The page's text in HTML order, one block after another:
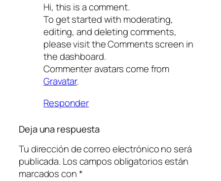
Hi, this is a comment.
To get started with moderating,
editing, and deleting comments,
please visit the Comments screen in
the dashboard.
Commenter avatars come from
Gravatar.
Responder
Deja una respuesta
Tu dirección de correo electrónico no será
publicada. Los campos obligatorios están
marcados con*